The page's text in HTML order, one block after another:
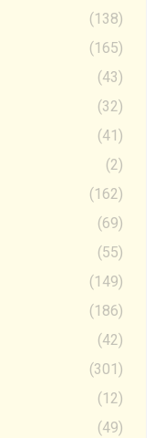
(138)
(165)
(43)
(32)
(41)
(2)
(162)
(69)
(55)
(149)
(186)
(42)
(301)
(12)
(49)